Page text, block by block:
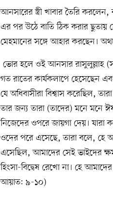
আনসারের স্ত্রী খাবার তৈরি
এর পর উঠে বাতি ঠিক করার ছুতায়
মেহমানের সঙ্গে আহার করছেন।
ভোর হলে ওই আনসার রাসুলুল্লাহ
গত রাতের কার্যকলাপে হেসেছেন
যে অধিবাসীরা বিশ্বাস করেছিল,
তার জন্য তারা (তাদের) মনে মনে
নিজেদের ওপরে জায়গা দেয়। যারা
ওদের পরে এসেছে, তারা বলে, হে
এসেছিল, আমাদের সেই ভাইদের
হিংসা-বিদ্বেষ রেখো না। হে
আয়াত: ৯-১০)